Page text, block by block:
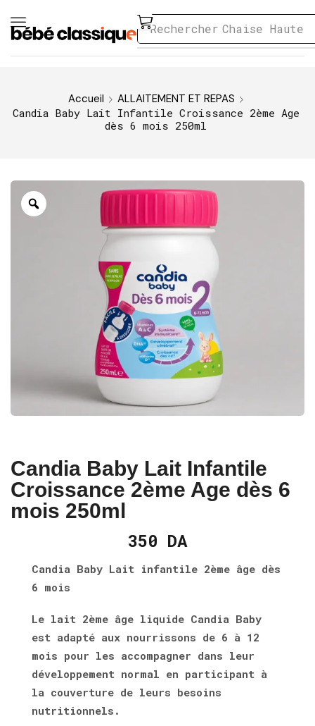
Rechercher Chaise Haute
Accueil
ALLAITEMENT ET REPAS
Candia Baby Lait Infantile Croissance 2ème Age
dès 6 mois 250ml
Candia Baby Lait Infantile
Croissance 2ème Age dès 6
mois 250ml
350 DA
Candia Baby Lait infantile 2ème âge dès
6 mois
Le lait 2ème âge liquide Candia Baby
est adapté aux nourrissons de 6 à 12
mois pour les accompagner dans leur
développement normal en participant à
la couverture de leurs besoins
nutritionnels.